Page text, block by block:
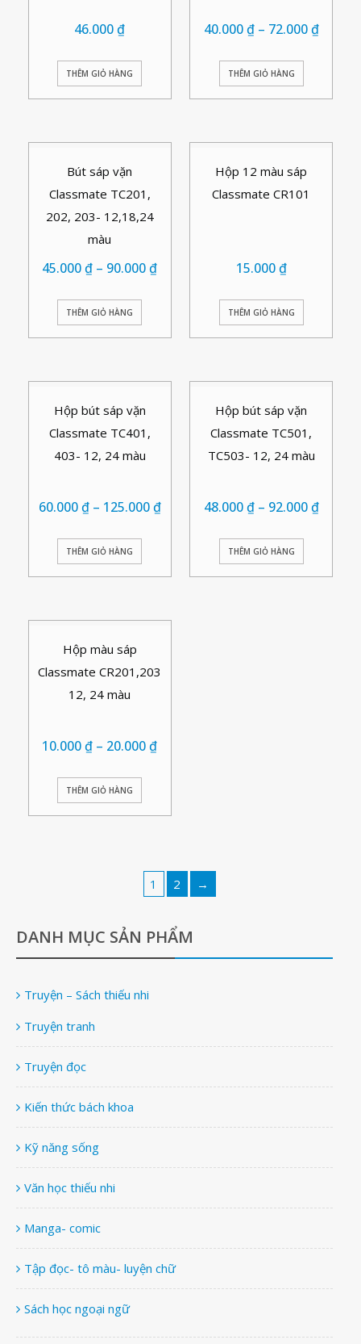
46.000₫
THÊM GIỎ HÀNG
40.000₫– 72.000₫
THÊM GIỎ HÀNG
Bút sáp vặn
Classmate TC201,
202, 203- 12,18,24
màu
45.000₫ – 90.000₫
THÊM GIỎ HÀNG
Hộp 12 màu sáp
Classmate CR101
15.000₫
THÊM GIỎ HÀNG
Hộp bút sáp vặn
Classmate TC401,
403- 12, 24 màu
60.000₫– 125.000₫
THÊM GIỎ HÀNG
Hộp bút sáp vặn
Classmate TC501,
TC503- 12, 24 màu
48.000₫– 92.000₫
THÊM GIỎ HÀNG
Hộp màu sáp
Classmate CR201,203
12, 24 màu
10.000₫ – 20.000₫
THÊM GIỎ HÀNG
1 2 →
DANH MỤC SẢN PHẨM
Truyện – Sách thiếu nhi
Truyện tranh
Truyện đọc
Kiến thức bách khoa
Kỹ năng sống
Văn học thiếu nhi
Manga- comic
Tập đọc- tô màu- luyện chữ
Sách học ngoại ngữ